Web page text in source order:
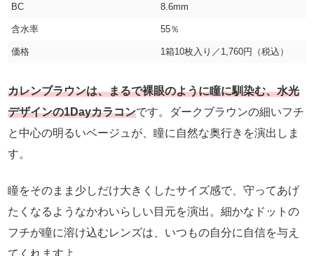
BC 8.6mm
含水率 55％
価格 1箱10枚入り／1,760円（税込）
カレンブラウンは、まるで裸眼のように瞳に馴染む、水光
デザインの1Dayカラコンです。ダークブラウンの細いフチ
と中心の明るいベージュが、瞳に自然な奥行きを演出しま
す。
瞳をそのまま少しだけ大きくしたサイズ感で、守ってあげ
たくなるようなかわいらしい目元を演出。細かなドットの
フチが瞳に溶け込むレンズは、いつもの自分に自信を与え
てくれますよ。